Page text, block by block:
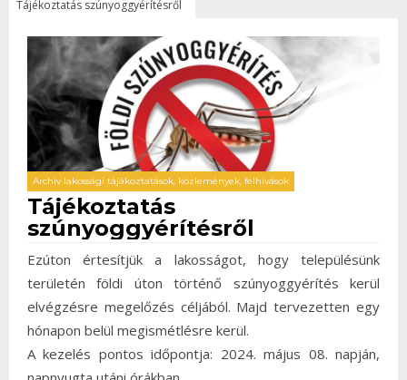
Tájékoztatás szúnyoggyérítésről
Archív lakossági tájákoztatások, közlemények, felhívások
Tájékoztatás
szúnyoggyérítésről
Ezúton értesítjük a lakosságot, hogy településünk
területén földi úton történő szúnyoggyérítés kerül
elvégzésre megelőzés céljából. Majd tervezetten egy
hónapon belül megismétlésre kerül.
A kezelés pontos időpontja: 2024. május 08. napján,